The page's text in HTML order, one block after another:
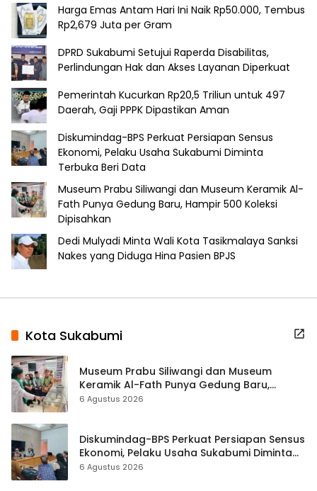
Harga Emas Antam Hari Ini Naik Rp50.000, Tembus
Rp2,679 Juta per Gram
DPRD Sukabumi Setujui Raperda Disabilitas,
Perlindungan Hak dan Akses Layanan Diperkuat
Pemerintah Kucurkan Rp20,5 Triliun untuk 497
Daerah, Gaji PPPK Dipastikan Aman
Diskumindag-BPS Perkuat Persiapan Sensus
Ekonomi, Pelaku Usaha Sukabumi Diminta
Terbuka Beri Data
Museum Prabu Siliwangi dan Museum Keramik Al-
Fath Punya Gedung Baru, Hampir 500 Koleksi
Dipisahkan
Dedi Mulyadi Minta Wali Kota Tasikmalaya Sanksi
Nakes yang Diduga Hina Pasien BPJS
Kota Sukabumi
Museum Prabu Siliwangi dan Museum
Keramik Al-Fath Punya Gedung Baru,
Hampir 500 Koleksi Dipisahkan
6 Agustus 2026
Diskumindag-BPS Perkuat Persiapan Sensus
Ekonomi, Pelaku Usaha Sukabumi Diminta
Terbuka Beri Data
6 Agustus 2026